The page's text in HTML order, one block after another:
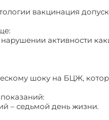
вакцинация
активности
шоку на БЦЖ,
– седьмой день жизни.